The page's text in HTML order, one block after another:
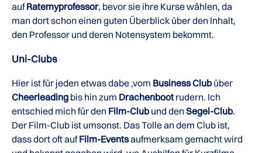
aufRatemyprofessor, bevor sie ihre Kurse wählen, da
man dort schon einen guten Überblick über den Inhalt,
den Professor und deren Notensystem bekommt.
Uni-Clubs
Hier ist für jeden etwas dabe ,vom Business Clubüber
Cheerleading bis hin zum Drachenbootrudern. Ich
entschied mich für den Film-Clubund den Segel-Club.
Der Film-Club ist umsonst. Das Tolle an dem Club ist,
dass dort oft aufFilm-Eventsaufmerksam gemacht wird